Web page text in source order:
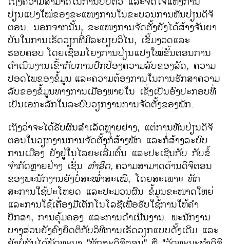
ປ່ຽນແປງໃໝ່ຂອງຂະແໜງການໃນຂະບວນການຫັນປ່ຽນດິຈິ
ຕອນ. ນອກຈາກນັ້ນ, ຂະແໜງການຈັດຕັ້ງຍັງໄດ້ສ້າງຈັນຍາ
ບັນໃນການເຮັດວຽກທີ່ມີລະບຽບວິໄນ, ເຂັ້ມງວດແລະ
ຮອບຄອບ ໂດຍເຊື່ອມໂຍງການປ່ຽນແປງໃໝ່ຂັ້ນຕອນການ
ດຳເນີນງານເຂົ້າກັບການປົກປ້ອງຄວາມລັບຂອງລັດ, ຄວາມ
ປອດໄພຂອງຂໍ້ມູນ ແລະຄວາມຕ້ອງການໃນການຮັກສາຄວາມ
ລັບຂອງຂໍ້ມູນທາງການເມືອງພາຍໃນ ເຊິ່ງເປັນອົງປະກອບທີ່
ເປັນເອກະລັກໃນລະບົບວຽກງານການຈັດຕັ້ງຂອງພັກ.
ເຖິງວ່າຈະໄດ້ຮັບຜົນສຳເລັດຫຼາຍຢ່າງ, ແຕ່ການຫັນປ່ຽນດິຈິ
ຕອນໃນວຽກງານການຈັດຕັ້ງກໍ່ສ້າງພັກ ແລະກໍ່ສ້າງລະບົບ
ການເມືອງ ຍັງຢູ່ໃນໄລຍະເລີ່ມຕົ້ນ ແລະປະເຊີນກັບ ກັບຂໍ້
ຈຳກັດຫຼາຍຢ່າງ ເຊັ່ນ ທຳອິດ, ຄວາມສາມາດດ້ານດິຈິຕອນ
ຂອງພະນັກງານຍັງບໍ່ສະໝໍ່າສະເໝີ, ໂດຍສະເພາະ ທັກ
ສະການໃຊ້ປະໂຫຍດ ແລະປະມວນຜົນ ຂໍ້ມູນຂະໜາດໃຫຍ່
ແລະການໃຊ້ເຄື່ອງມືເຕັກໂນໂລຊີເພື່ອຮັບໃຊ້ການໃຫ້ຄໍາ
ປຶກສາ, ການຄຸ້ມຄອງ ແລະການດໍາເນີນງານ. ພະນັກງານ
ບາງສ່ວນຍັງຄົງຍຶດຕິກັບວິທີການເຮັດວຽກແບບດັ້ງເດີມ ແລະ